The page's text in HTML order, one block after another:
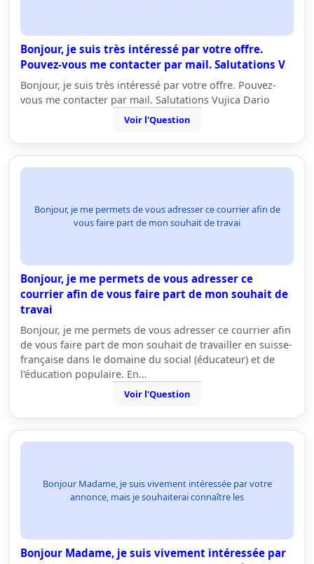
Bonjour, je suis très intéressé par votre offre.
Pouvez-vous me contacter par mail. Salutations V
Bonjour, je suis très intéressé par votre offre. Pouvez-
vous me contacter par mail. Salutations Vujica Dario
Voir l'Question
Bonjour, je me permets de vous adresser ce courrier afin de
vous faire part de mon souhait de travai
Bonjour, je me permets de vous adresser ce
courrier afin de vous faire part de mon souhait de
travai
Bonjour, je me permets de vous adresser ce courrier afin
de vous faire part de mon souhait de travailler en suisse-
française dans le domaine du social (éducateur) et de
l'éducation populaire. En…
Voir l'Question
Bonjour Madame, je suis vivement intéressée par votre
annonce, mais je souhaiterai connaître les
Bonjour Madame, je suis vivement intéressée par